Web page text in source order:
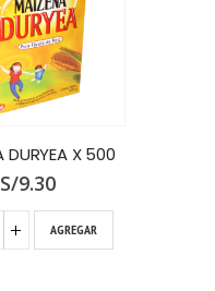
LAIVE MEZCL.LACTEA VITAMIN.X 500 SIX PACK
S/0.00
AGREGAR